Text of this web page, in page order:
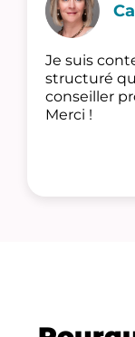
Je suis
structuré
conseiller
Merci !